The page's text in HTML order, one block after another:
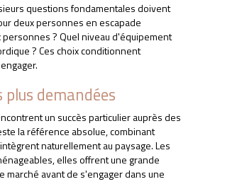
questions fondamentales doivent
deux personnes en escapade
personnes ? Quel niveau d'équipement
? Ces choix conditionnent
demandées
un succès particulier auprès des
la référence absolue, combinant
naturellement au paysage. Les
elles offrent une grande
avant de s'engager dans une